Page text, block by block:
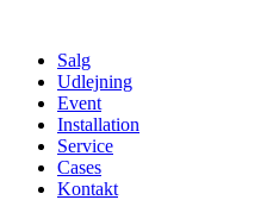
Salg
Udlejning
Event
Installation
Service
Cases
Kontakt